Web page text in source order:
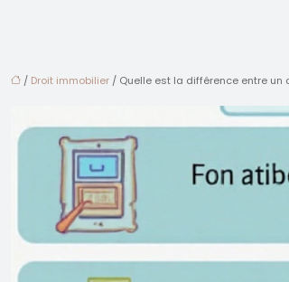
/ Droit immobilier / Quelle est la différence entre